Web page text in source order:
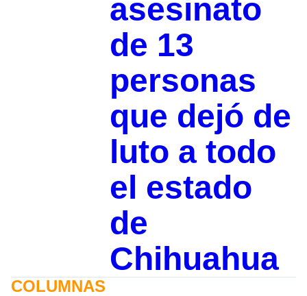
asesinato
de 13
personas
que dejó de
luto a todo
el estado
de
Chihuahua
COLUMNAS